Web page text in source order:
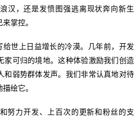
汉，还是发愤图强逃离现状奔向新生
掌控。
世上日益增长的冷漠。几年前，开发
家可归的境地。这种体验激励我们创造
和弱势群体发声。我们非常认真地对待
绘它。
力开发、上百次的更新和粉丝的支